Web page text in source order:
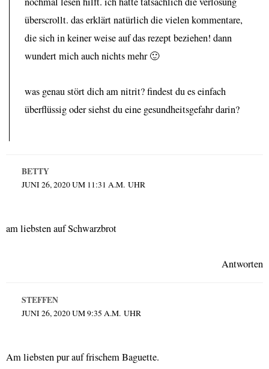
überscrollt. das erklärt natürlich die vielen kommentare,
die sich in keiner weise auf das rezept beziehen! dann
wundert mich auch nichts mehr 🙂
was genau stört dich am nitrit? findest du es einfach
überflüssig oder siehst du eine gesundheitsgefahr darin?
BETTY
JUNI 26, 2020 UM 11:31 A.M. UHR
am liebsten auf Schwarzbrot
Antworten
STEFFEN
JUNI 26, 2020 UM 9:35 A.M. UHR
Am liebsten pur auf frischem Baguette.